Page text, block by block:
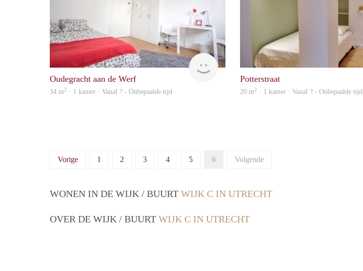
finder
Oudegracht aan de Werf
34 m2 · 1 kamer · Vanaf ? - Onbepaalde tijd
Potterstraat
20 m2 · 1 kamer · Vanaf ? - Onbepaalde tijd
Vorige 1 2 3 4 5 6 Volgende
WONEN IN DE WIJK / BUURT WIJK C IN UTRECHT
OVER DE WIJK / BUURT WIJK C IN UTRECHT